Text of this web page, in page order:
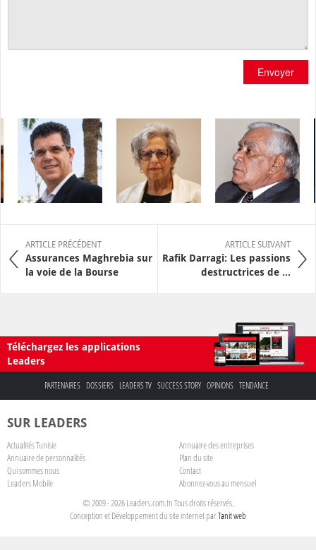
Envoyer
ARTICLE PRÉCÉDENT
Assurances Maghrebia sur
la voie de la Bourse
ARTICLE SUIVANT
Rafik Darragi: Les passions
destructrices de ...
Téléchargez les applications
Leaders
PARTENAIRES DOSSIERS LEADERS TV SUCCESS STORY OPINIONS TENDANCE
SUR LEADERS
Actualités Tunisie
Annuaire des entreprises
Annuaire de personnalités
Plan du site
Qui sommes nous
Contact
Leaders Mobile
Abonnez-vous au mensuel
© 2009 - 2026 Leaders.com.tn Tous droits réservés.
Conception et Développement du site internet parTanit web